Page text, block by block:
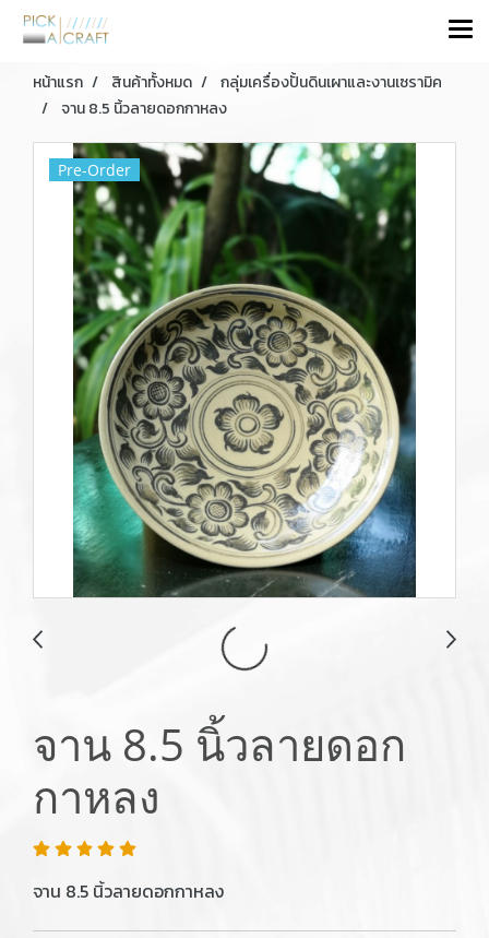
หน้าแรก สินค้าทั้งหมด
กลุ่มเครื่องปั้นดินเผาและงานเซรามิค
จาน 8.5 นิ้วลายดอกกาหลง
Pre-Order
จาน 8.5 นิ้วลายดอก
กาหลง
จาน 8.5 นิ้วลายดอกกาหลง